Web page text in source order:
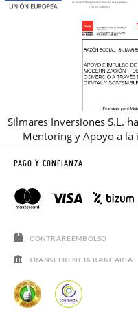
Silmares Inversiones S.L.
Mentoring y Apoyo a la
PAGO Y CONFIANZA
CONTRAREEMBOLSO
TRANSFERENCIA BANCARIA